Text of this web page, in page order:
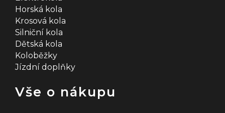
Horská kola
Krosová kola
Silniční kola
Dětská kola
Koloběžky
Jízdní doplňky
Vše o nákupu